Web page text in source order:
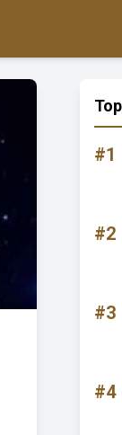
#1
#2
#3
#4